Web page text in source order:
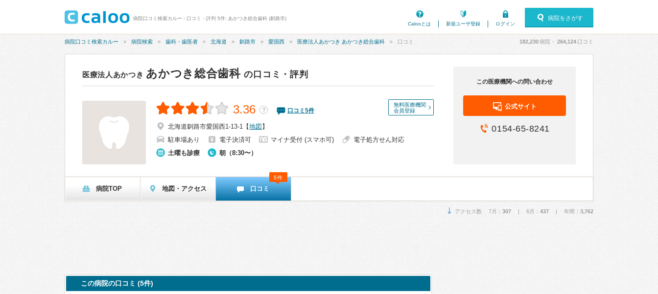
病院口コミ検索カルー - 口コミ・評判 5件: あかつき総合歯科 (釧路市)
Calooとは
新規ユーザ登録 ログイン
病院をさがす
病院口コミ検索カルー 病院検索 歯科・歯医者 北海道 釧路市 愛国西 医療法人あかつき あかつき総合歯科 口コミ 182,230病院・ 264,124 口コミ
医療法人あかつき あかつき総合歯科 の口コミ・評判
無料医療機関
会員登録
3.36 ？ 口コミ 5件
北海道釧路市愛国西1-13-1 【地図 】
駐車場あり
電子決済可 マイナ受付 (スマホ可)
電子処方せん対応
土曜も診療
朝（8:30〜）
この医療機関への問い合わせ
公式サイト
0154-65-8241
病院TOP 地図・アクセス 口コミ
5件
アクセス数 7月： 307 | 6月： 437 | 年間： 3,762
この病院の口コミ (5件)